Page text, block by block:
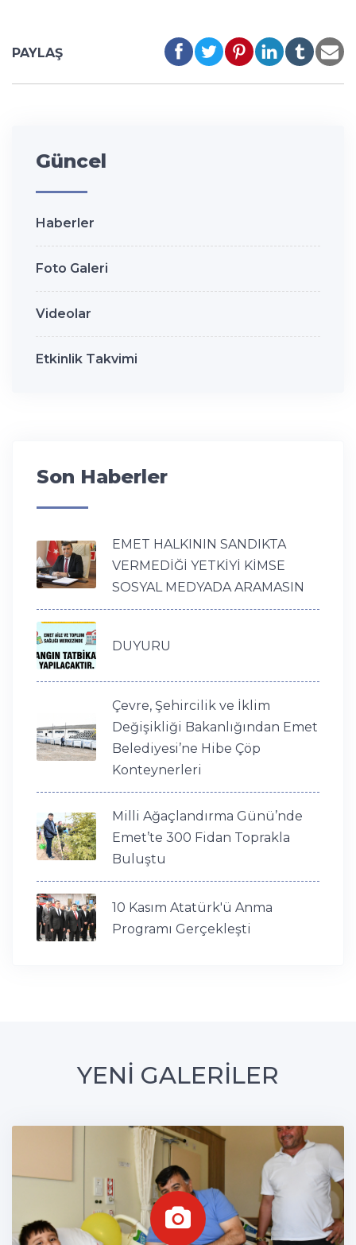
PAYLAŞ
Güncel
Haberler
Foto Galeri
Videolar
Etkinlik Takvimi
Son Haberler
EMET HALKININ SANDIKTA
VERMEDİĞİ YETKİYİ KİMSE
SOSYAL MEDYADA ARAMASIN
DUYURU
Çevre, Şehircilik ve İklim
Değişikliği Bakanlığından Emet
Belediyesi’ne Hibe Çöp
Konteynerleri
Milli Ağaçlandırma Günü’nde
Emet’te 300 Fidan Toprakla
Buluştu
10 Kasım Atatürk'ü Anma
Programı Gerçekleşti
YENİ GALERİLER